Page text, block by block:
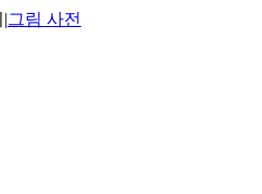
|그림 사전